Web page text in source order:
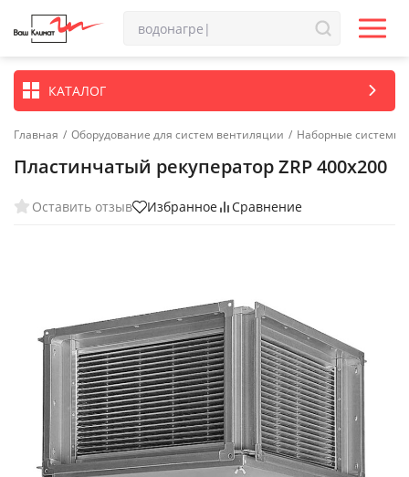
КАТАЛОГ
Главная / Оборудование для систем вентиляции / Наборные системы
Пластинчатый рекуператор ZRP 400x200
Оставить отзыв Избранное Сравнение